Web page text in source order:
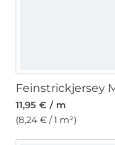
11,95 € / m
(8,24 € / 1 m²)